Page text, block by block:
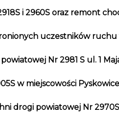
i 2960S oraz remont
uczestników ruchu
Nr 2981 S ul. 1
w miejscowości Pyskowice
drogi powiatowej Nr